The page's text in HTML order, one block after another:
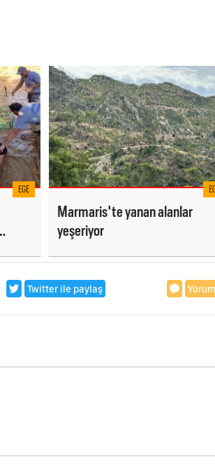
EGE
Marmaris'te yanan alanlar
yeşeriyor
Twitter ile paylaş